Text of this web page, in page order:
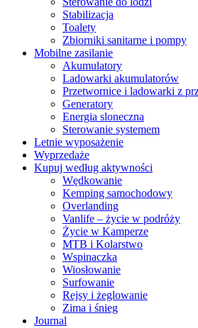
Stabilizacja
Toalety
Zbiorniki sanitarne i pompy
Mobilne zasilanie
Akumulatory
Ladowarki akumulatorów
Przetwornice i ladowarki z
Generatory
Energia sloneczna
Sterowanie systemem
Letnie wyposażenie
Wyprzedaże
Kupuj według aktywności
Wędkowanie
Kemping samochodowy
Overlanding
Vanlife – życie w podróży
Życie w Kamperze
MTB i Kolarstwo
Wspinaczka
Wiosłowanie
Surfowanie
Rejsy i żeglowanie
Zima i śnieg
Journal